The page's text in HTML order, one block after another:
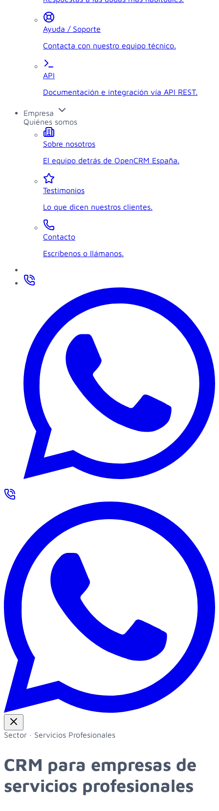
Ayuda / Soporte
Contacta con nuestro equipo técnico.
API
Documentación e integración vía API REST.
Empresa
Quiénes somos
Sobre nosotros
El equipo detrás de OpenCRM España.
Testimonios
Lo que dicen nuestros clientes.
Contacto
Escríbenos o llámanos.
Sector · Servicios Profesionales
CRM para empresas de
servicios profesionales